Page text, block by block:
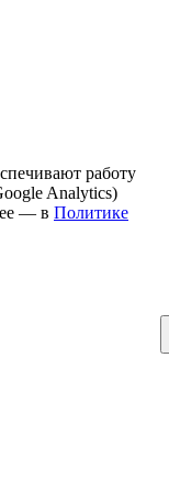
работу
Analytics)
— в Политике